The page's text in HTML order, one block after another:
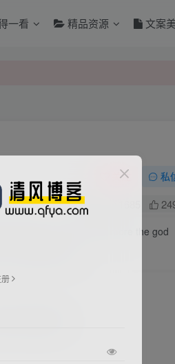
一看 精品资源 文案
关注 私
you have, the more the god
帝特别喜欢他的芬芳
电脑用户。